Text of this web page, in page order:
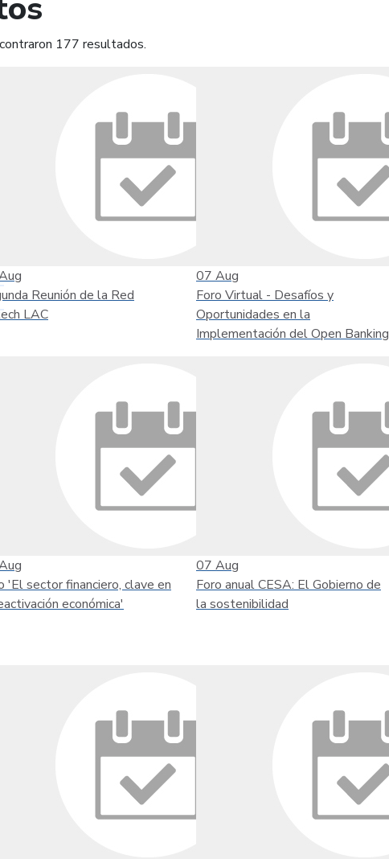
177 resultados.
Reunión de la Red
LAC
07 Aug
Foro Virtual - Desafíos y
Oportunidades en la
Implementación del Open Banking
'El sector financiero, clave en
económica'
07 Aug
Foro anual CESA: El Gobierno de
la sostenibilidad